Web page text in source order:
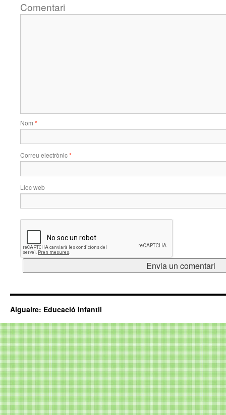
Comentari
Nom *
Correu electrònic*
Lloc web
Alguaire: Educació Infantil